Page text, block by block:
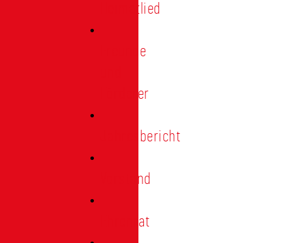
Heimatlied
Freunde
Förderer
Jahresbericht
Vorstand
Ehrenrat